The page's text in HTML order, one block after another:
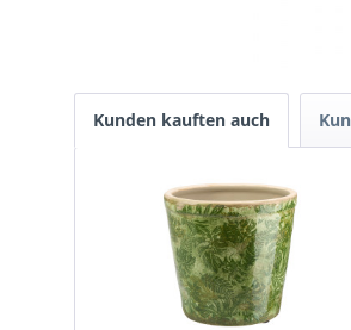
Kunden kauften auch